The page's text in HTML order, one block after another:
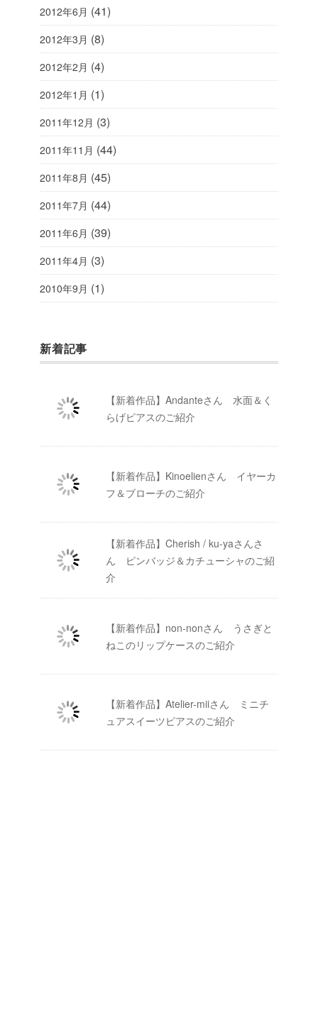
2012年6月 (41)
2012年3月 (8)
2012年2月 (4)
2012年1月 (1)
2011年12月 (3)
2011年11月 (44)
2011年8月 (45)
2011年7月 (44)
2011年6月 (39)
2011年4月 (3)
2010年9月 (1)
新着記事
【新着作品】Andanteさん 水面＆く
らげピアスのご紹介
【新着作品】Kinoelienさん イヤーカ
フ＆ブローチのご紹介
【新着作品】Cherish / ku-yaさんさ
ん ピンバッジ＆カチューシャのご紹
介
【新着作品】non-nonさん うさぎと
ねこのリップケースのご紹介
【新着作品】Atelier-miiさん ミニチ
ュアスイーツピアスのご紹介